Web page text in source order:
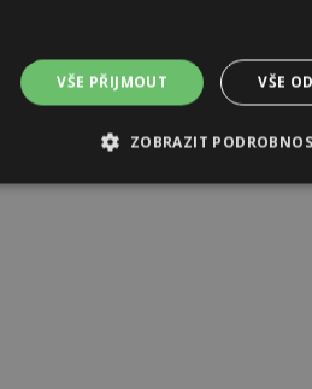
VŠE PŘIJMOUT VŠE
ZOBRAZIT